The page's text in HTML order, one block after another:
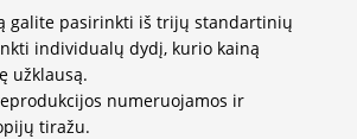
galite pasirinkti iš trijų standartinių
individualų dydį, kurio kainą
užklausą.
numeruojamos ir
tiražu.